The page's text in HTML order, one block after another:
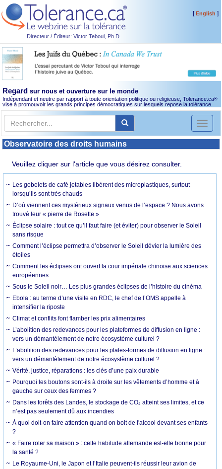
Directeur / Éditeur: Victor Teboul, Ph.D.
[English ]
Regard sur nous et ouverture sur le monde
Indépendant et neutre par rapport à toute orientation politique ou religieuse, Tolerance.ca®
vise à promouvoir les grands principes démocratiques sur lesquels repose la tolérance.
Toggle
Observatoire des droits humains
Veuillez cliquer sur l'article que vous désirez consulter.
Les gobelets de café jetables libèrent des microplastiques, surtout
lorsqu’ils sont très chauds
D’où viennent ces mystérieux signaux venus de l’espace ? Nous avons
trouvé leur « pierre de Rosette »
Éclipse solaire : tout ce qu’il faut faire (et éviter) pour observer le Soleil
sans risque
Comment l’éclipse permettra d’observer le Soleil dévier la lumière des
étoiles
Comment les éclipses ont ouvert la cour impériale chinoise aux sciences
européennes
Sous le Soleil noir… Les plus grandes éclipses de l’histoire du cinéma
Ebola : au terme d’une visite en RDC, le chef de l’OMS appelle à
intensifier la riposte
Climat et conflits font flamber les prix alimentaires
L’abolition des redevances pour les plateformes de diffusion en ligne :
vers un démantèlement de notre écosystème culturel ?
L’abolition des redevances pour les plates-formes de diffusion en ligne :
vers un démantèlement de notre écosystème culturel ?
Vérité, justice, réparations : les clés d’une paix durable
Pourquoi les boutons sont-ils à droite sur les vêtements d’homme et à
gauche sur ceux des femmes ?
Dans les forêts des Landes, le stockage de CO₂ atteint ses limites, et ce
n’est pas seulement dû aux incendies
À quoi doit-on faire attention quand on boit de l'alcool devant ses enfants
?
« Faire roter sa maison » : cette habitude allemande est-elle bonne pour
la santé ?
Le Royaume-Uni, le Japon et l’Italie peuvent-ils réussir leur avion de